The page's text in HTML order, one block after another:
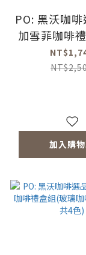
PO: 黑沃咖
加雪菲咖啡
鏽鋼咖啡磨
350ml-共
加入購